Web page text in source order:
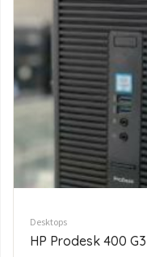
Desktops
Lenovo V530S-